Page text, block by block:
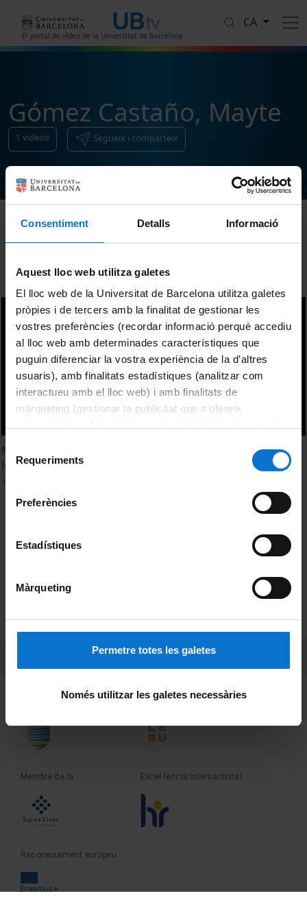
Consentiment Detalls Informació
Aquest lloc web utilitza galetes
El lloc web de la Universitat de Barcelona utilitza galetes
pròpies i de tercers amb la finalitat de gestionar les
vostres preferències (recordar informació perquè accediu
al lloc web amb determinades característiques que
puguin diferenciar la vostra experiència de la d’altres
usuaris), amb finalitats estadístiques (analitzar com
interactueu amb el lloc web) i amb finalitats de
màrqueting (gestionar la publicitat que s’ofereix
consultar laPolítica de galetes del lloc web de la
de Requeriments
Preferències
Estadístiques
Màrqueting
Permetre totes les galetes
Només utilitzar les galetes necessàries
El portal de vídeo de la Universitat de Barcelona
CA
Gómez Castaño, Mayte
1 vídeos Segueix i comparteix
Ordenar
Metamaterials for negative refraction: making a perfect
lens
MENÚ PEU 1
Privadesa i termes
Sobre UBtv
Fundadora de la Membre de la
Membre de la Excel·lència internacional
Reconeixement europeu